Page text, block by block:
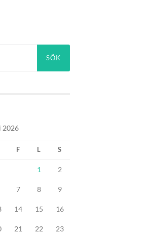
2026
F L S
1 2
7 8 9
14 15 16
21 22 23